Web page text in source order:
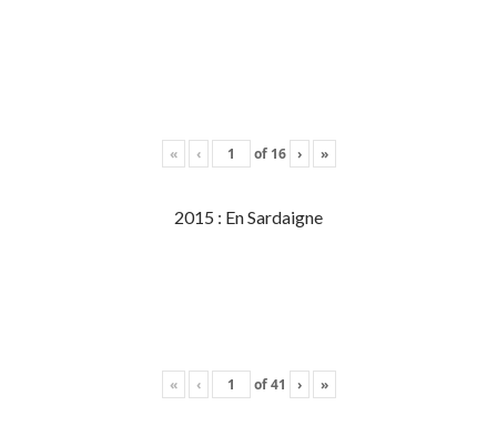
« ‹ of 16 › »
2015 : En Sardaigne
« ‹ of41 › »